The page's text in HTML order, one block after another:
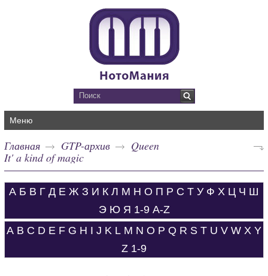
Меню
Главная GTP-архив
Queen
It' a kind of magic
А Б В Г Д Е Ж З И К Л М Н О П Р С Т У Ф Х Ц Ч Ш
Э Ю Я 1-9 A-Z
A B C D E F G H I J K L M N O P Q R S T U V W X Y
Z 1-9